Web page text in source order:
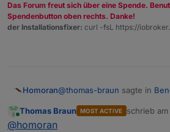
Das Forum freut sich über eine Spende.
Spendenbutton oben rechts. Danke!
der Installationsfixer: curl -fsL https://
Homoran@thomas-braun sagte in
Online
Thomas Braun MOST ACTIVE schrieb am
zuletzt
@homoran